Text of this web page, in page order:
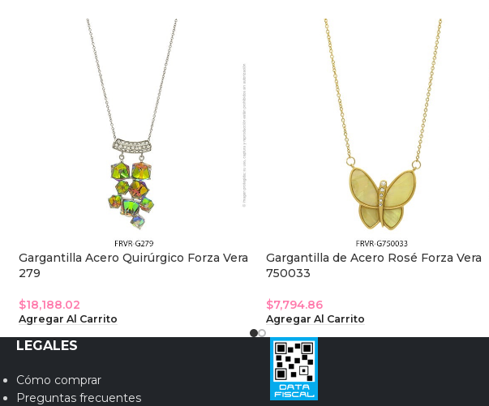
Gargantilla Acero Quirúrgico Forza Vera
279
$18,188.02
Agregar Al Carrito
Gargantilla de Acero Rosé Forza Vera
750033
$7,794.86
Agregar Al Carrito
LEGALES
Cómo comprar
Preguntas frecuentes